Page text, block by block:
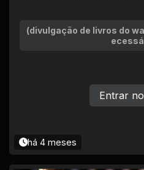
(divulgação de livros do
há 4 meses
Entrar